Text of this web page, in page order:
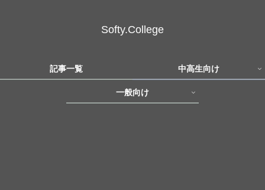
Softy.College
記事一覧 中高生向け
一般向け